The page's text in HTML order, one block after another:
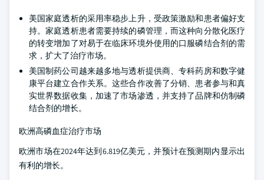
美国家庭透析的采用率稳步上升，受政策激励和患者偏好支
持。家庭透析患者需要持续的磷管理，而这种向分散化医疗
的转变增加了对易于在临床环境外使用的口服磷结合剂的需
求，扩大了治疗市场。
美国制药公司越来越多地与透析提供商、专科药房和数字健
康平台建立合作关系。这些合作改善了分销、患者参与和真
实世界数据收集，加速了市场渗透，并支持了品牌和仿制磷
结合剂的增长。
欧洲高磷血症治疗市场
欧洲市场在2024年达到6.819亿美元，并预计在预测期内显示出
有利的增长。